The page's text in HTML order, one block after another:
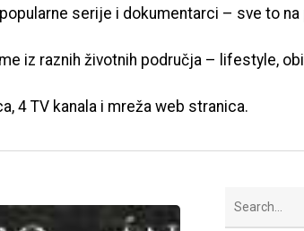
serije i dokumentarci – sve to na
iz raznih životnih područja – lifestyle,
4 TV kanala i mreža web stranica.